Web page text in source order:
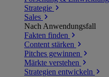
Strategie
Sales
Nach Anwendungsfall
Fakten finden
Content stärken
Pitches gewinnen
Märkte verstehen
Strategien entwickeln